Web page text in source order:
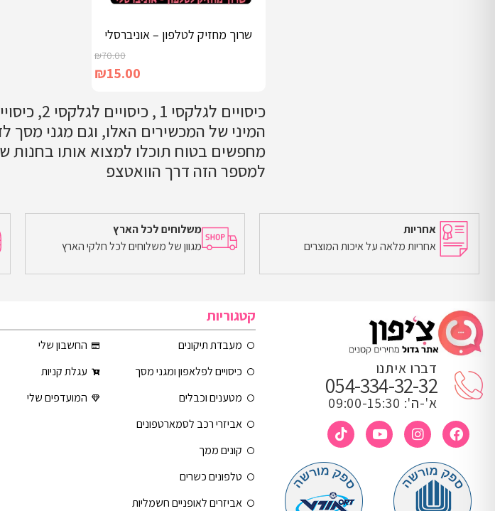
שרוך מחזיק לטלפון – אוניברסלי
₪70.00
₪15.00
הוספה לסל
למספר הזה דרך הוואטצפ
אחריות
אחריות מלאה על איכות המוצרים
משלוחים לכל הארץ
מגוון של משלוחים לכל חלקי הארץ
דברו איתנו
054-334-32-32
א'-ה': 09:00-15:30
קטגוריות
מעבדת תיקונים
כיסויים לפלאפון ומגני מסך
מטענים וכבלים
אביזרי רכב לסמארטפונים
קונים ממך
טלפונים כשרים
אביזרים לאופניים חשמליות
החשבון שלי
עגלת קניות
המועדפים שלי